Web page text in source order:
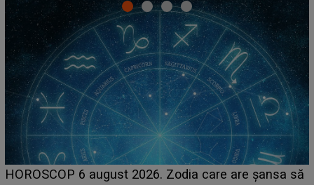
LINE-UP UNTOLD ONE, prima zi. Cine sunt artiștii